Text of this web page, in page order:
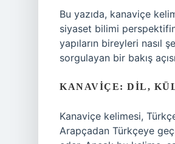
Bu yazıda, kanaviçe
siyaset bilimi
yapıların bireyleri nasıl
sorgulayan bir bakış
KANAVIÇE: DIL,
Kanaviçe kelimesi,
Arapçadan Türkçeye